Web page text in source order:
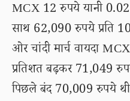
MCX 12 रुपये यानी
साथ 62,090 रुपये प्रति
ओर चांदी मार्च वायदा
प्रतिशत बढ़कर 71,049
पिछले बंद 70,009 रुपये